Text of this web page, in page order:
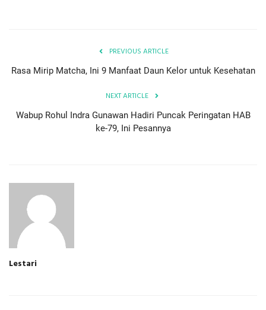
PREVIOUS ARTICLE
Rasa Mirip Matcha, Ini 9 Manfaat Daun Kelor untuk Kesehatan
NEXT ARTICLE
Wabup Rohul Indra Gunawan Hadiri Puncak Peringatan HAB
ke-79, Ini Pesannya
Lestari